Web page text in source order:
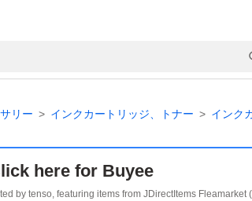
リー インクカートリッジ、トナー インク
here for Buyee
by tenso, featuring items from JDirectItems Fleamarket